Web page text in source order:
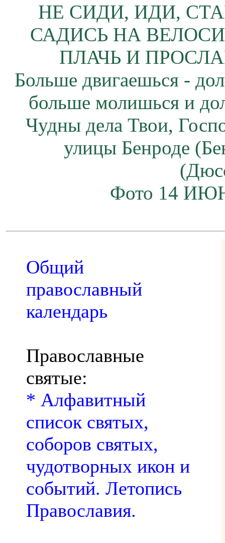
НЕ СИДИ, ИДИ,
САДИСЬ НА
ПЛАЧЬ И
Больше двигаешься -
больше молишься и
Чудны дела Твои,
улицы Бенроде
Фото 14
Общий
православный
календарь
Православные
святые:
* Алфавитный
список святых,
соборов святых,
чудотворных икон и
событий. Летопись
Православия.